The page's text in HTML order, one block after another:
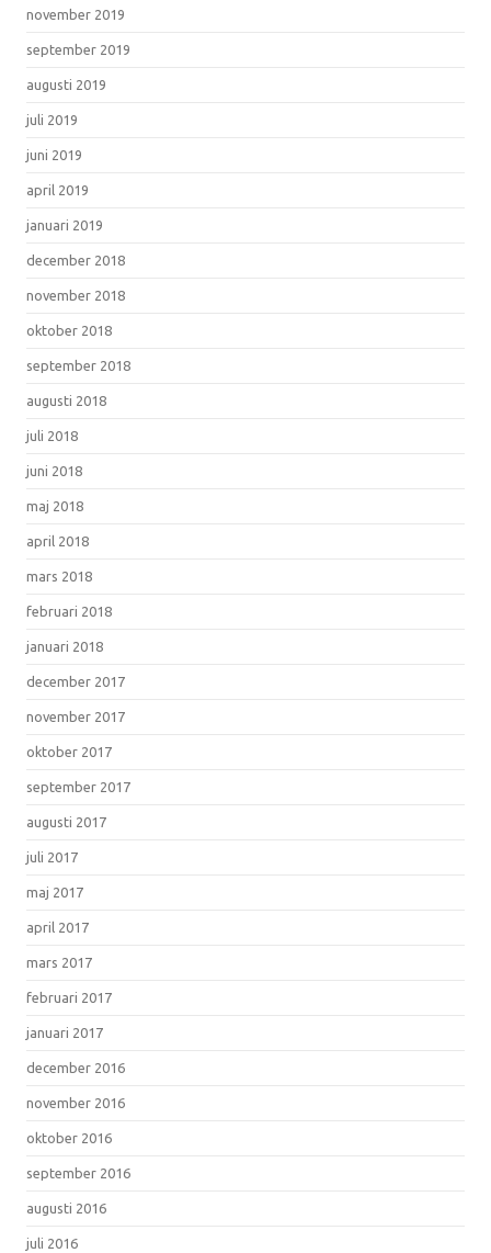
november 2019
september 2019
augusti 2019
juli 2019
juni 2019
april 2019
januari 2019
december 2018
november 2018
oktober 2018
september 2018
augusti 2018
juli 2018
juni 2018
maj 2018
april 2018
mars 2018
februari 2018
januari 2018
december 2017
november 2017
oktober 2017
september 2017
augusti 2017
juli 2017
maj 2017
april 2017
mars 2017
februari 2017
januari 2017
december 2016
november 2016
oktober 2016
september 2016
augusti 2016
juli 2016